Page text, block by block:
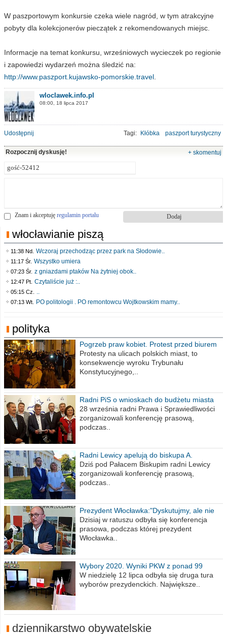
W paszportowym konkursie czeka wiele nagród, w tym atrakcyjne
pobyty dla kolekcjonerów pieczątek z rekomendowanych miejsc.
Informacje na temat konkursu, wrześniowych wycieczek po regionie
i zapowiedzi wydarzeń można śledzić na:
http://www.paszport.kujawsko-pomorskie.travel
wloclawek.info.pl
08:00, 18 lipca 2017
Udostępnij Tagi: Kłóbka paszport turystyczny
Rozpocznij dyskusję! + skomentuj
Znam i akceptuję regulamin portalu
włocławianie piszą
11:38 Nd. Wczoraj przechodząc przez park na Słodowie..
11:17 Śr. Wszystko umiera
07:23 Śr. z gniazdami ptaków Na żytniej obok..
12:47 Pt. Czytaliście już :..
05:15 Cz. ..
07:13 Wt. PO politologii . PO remontowcu Wojtkowskim mamy..
polityka
Pogrzeb praw kobiet. Protest przed biurem
poselskim PiS
Protesty na ulicach polskich miast, to
konsekwencje wyroku Trybunału
Konstytucyjnego,..
Radni PiS o wnioskach do budżetu miasta
na 2021 rok
28 września radni Prawa i Sprawiedliwości
zorganizowali konferencję prasową,
podczas..
Radni Lewicy apelują do biskupa A.
Wiesława Meringa
Dziś pod Pałacem Biskupim radni Lewicy
zorganizowali konferencję prasową,
podczas..
Prezydent Włocławka:"Dyskutujmy, ale nie
obrażajmy się”
Dzisiaj w ratuszu odbyła się konferencja
prasowa, podczas której prezydent
Włocławka..
Wybory 2020. Wyniki PKW z ponad 99
procent obwodów
W niedzielę 12 lipca odbyła się druga tura
wyborów prezydenckich. Największe..
dziennikarstwo obywatelskie